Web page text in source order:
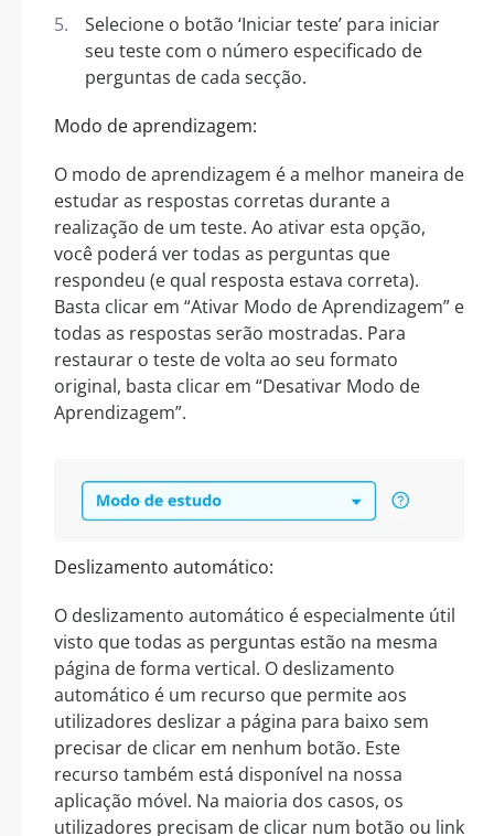
Selecione o botão ‘Iniciar teste’ para iniciar
seu teste com o número especificado de
perguntas de cada secção.
Modo de aprendizagem:
O modo de aprendizagem é a melhor maneira de
estudar as respostas corretas durante a
realização de um teste. Ao ativar esta opção,
você poderá ver todas as perguntas que
respondeu (e qual resposta estava correta).
Basta clicar em “Ativar Modo de Aprendizagem” e
todas as respostas serão mostradas. Para
restaurar o teste de volta ao seu formato
original, basta clicar em “Desativar Modo de
Aprendizagem”.
Deslizamento automático:
O deslizamento automático é especialmente útil
visto que todas as perguntas estão na mesma
página de forma vertical. O deslizamento
automático é um recurso que permite aos
utilizadores deslizar a página para baixo sem
precisar de clicar em nenhum botão. Este
recurso também está disponível na nossa
aplicação móvel. Na maioria dos casos, os
utilizadores precisam de clicar num botão ou link